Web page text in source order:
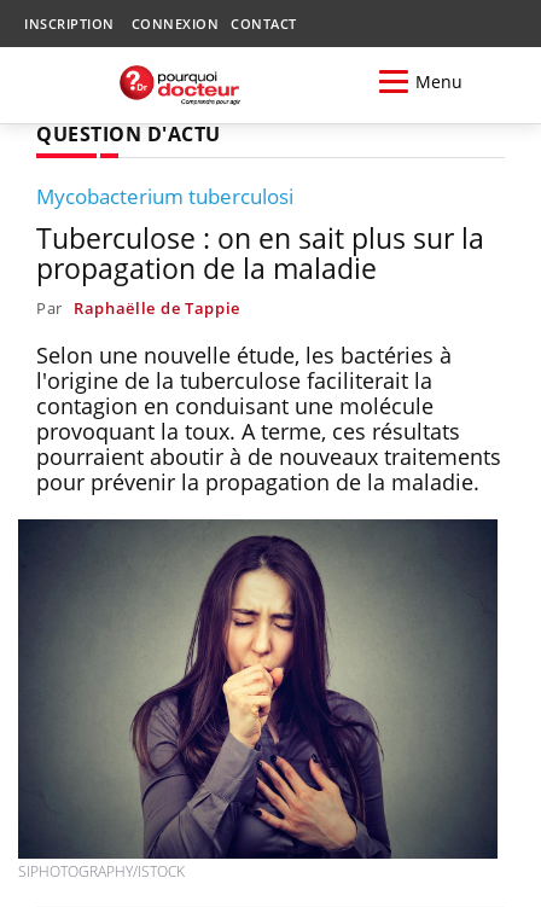
INSCRIPTION CONNEXION CONTACT
Menu
QUESTION D'ACTU
Mycobacterium tuberculosi
Tuberculose : on en sait plus sur la
propagation de la maladie
Par Raphaëlle de Tappie
Selon une nouvelle étude, les bactéries à
l'origine de la tuberculose faciliterait la
contagion en conduisant une molécule
provoquant la toux. A terme, ces résultats
pourraient aboutir à de nouveaux traitements
pour prévenir la propagation de la maladie.
SIPHOTOGRAPHY/ISTOCK